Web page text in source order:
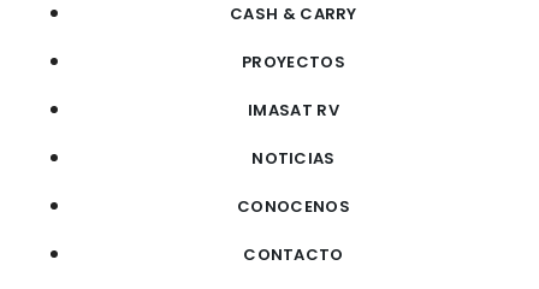
CASH & CARRY
PROYECTOS
IMASAT RV
NOTICIAS
CONOCENOS
CONTACTO